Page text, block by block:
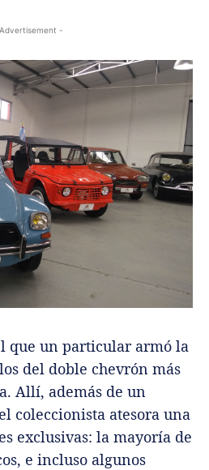
-
que un particular armó la
del doble chevrón más
Allí, además de un
coleccionista atesora una
exclusivas: la mayoría de
e incluso algunos